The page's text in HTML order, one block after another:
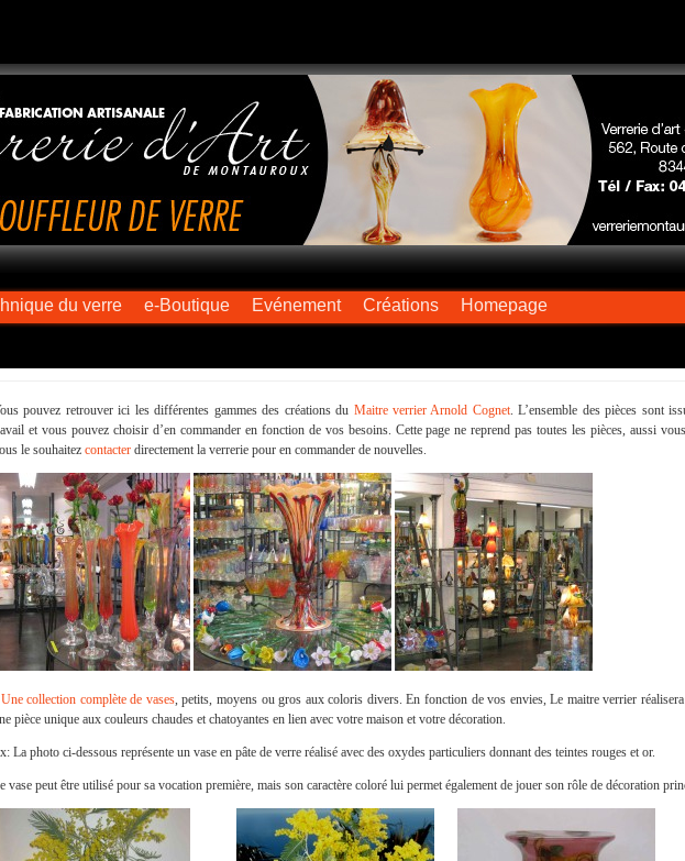
du verre e-Boutique Evénement Créations Homepage
pouvez retrouver ici les différentes gammes des créations du Maitre verrier Arnold Cognet. L’ensemble des pièces sont
et vous pouvez choisir d’en commander en fonction de vos besoins. Cette page ne reprend pas toutes les pièces, aussi
le souhaitez contacter directement la verrerie pour en commander de nouvelles.
Une collection complète de vases, petits, moyens ou gros aux coloris divers. En fonction de vos envies, Le maitre verrier
pièce unique aux couleurs chaudes et chatoyantes en lien avec votre maison et votre décoration.
La photo ci-dessous représente un vase en pâte de verre réalisé avec des oxydes particuliers donnant des teintes rouges et or.
vase peut être utilisé pour sa vocation première, mais son caractère coloré lui permet également de jouer son rôle de décoration